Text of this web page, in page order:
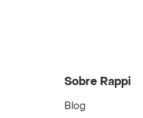
Sobre Rappi
Blog